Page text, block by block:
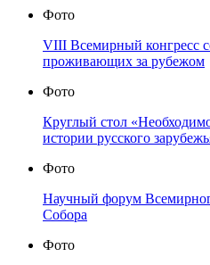
Фото
VIII Всемирный конгресс
проживающих за рубежом
Фото
Круглый стол
истории русского
Фото
Научный форум
Собора
Фото